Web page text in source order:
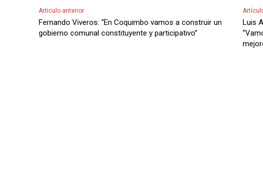
Artículo anterior
Fernando Viveros: “En Coquimbo vamos a construir un
gobierno comunal constituyente y participativo”
Luis